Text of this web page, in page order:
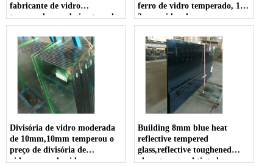
fabricante de vidro
temperado com baixo teor de
ferro 1/2
ferro de vidro temperado, 1 /
2uper vidro de pano super
clear
Divisória de vidro moderada
de 10mm,10mm temperou o
preço de divisória de
vidro,preço de vidro
Building 8mm blue heat
reflective tempered
glass,reflective toughened
glass, tempered tinted